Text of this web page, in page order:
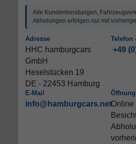
Alle Kundenberatungen,
Abholungen erfolgen nur mit
Adresse
HHC hamburgcars
GmbH
Heselstücken 19
DE - 22453 Hamburg
Telefon
+49
E-Mail
info@hamburgcars.netOnline